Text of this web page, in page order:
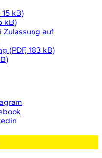
15 kB)
kB)
Zulassung auf
(PDF, 183 kB)
)